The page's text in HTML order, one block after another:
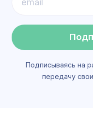
Подписываясь на
передачу